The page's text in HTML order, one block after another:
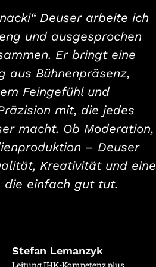
Deuser arbeite ich
und ausgesprochen
Er bringt eine
aus Bühnenpräsenz,
Feingefühl und
mit, die jedes
macht. Ob Moderation,
– Deuser
Kreativität und eine
die einfach gut tut.
Stefan Lemanzyk